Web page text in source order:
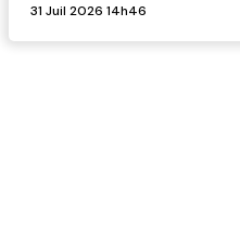
31 Juil 2026 14h46